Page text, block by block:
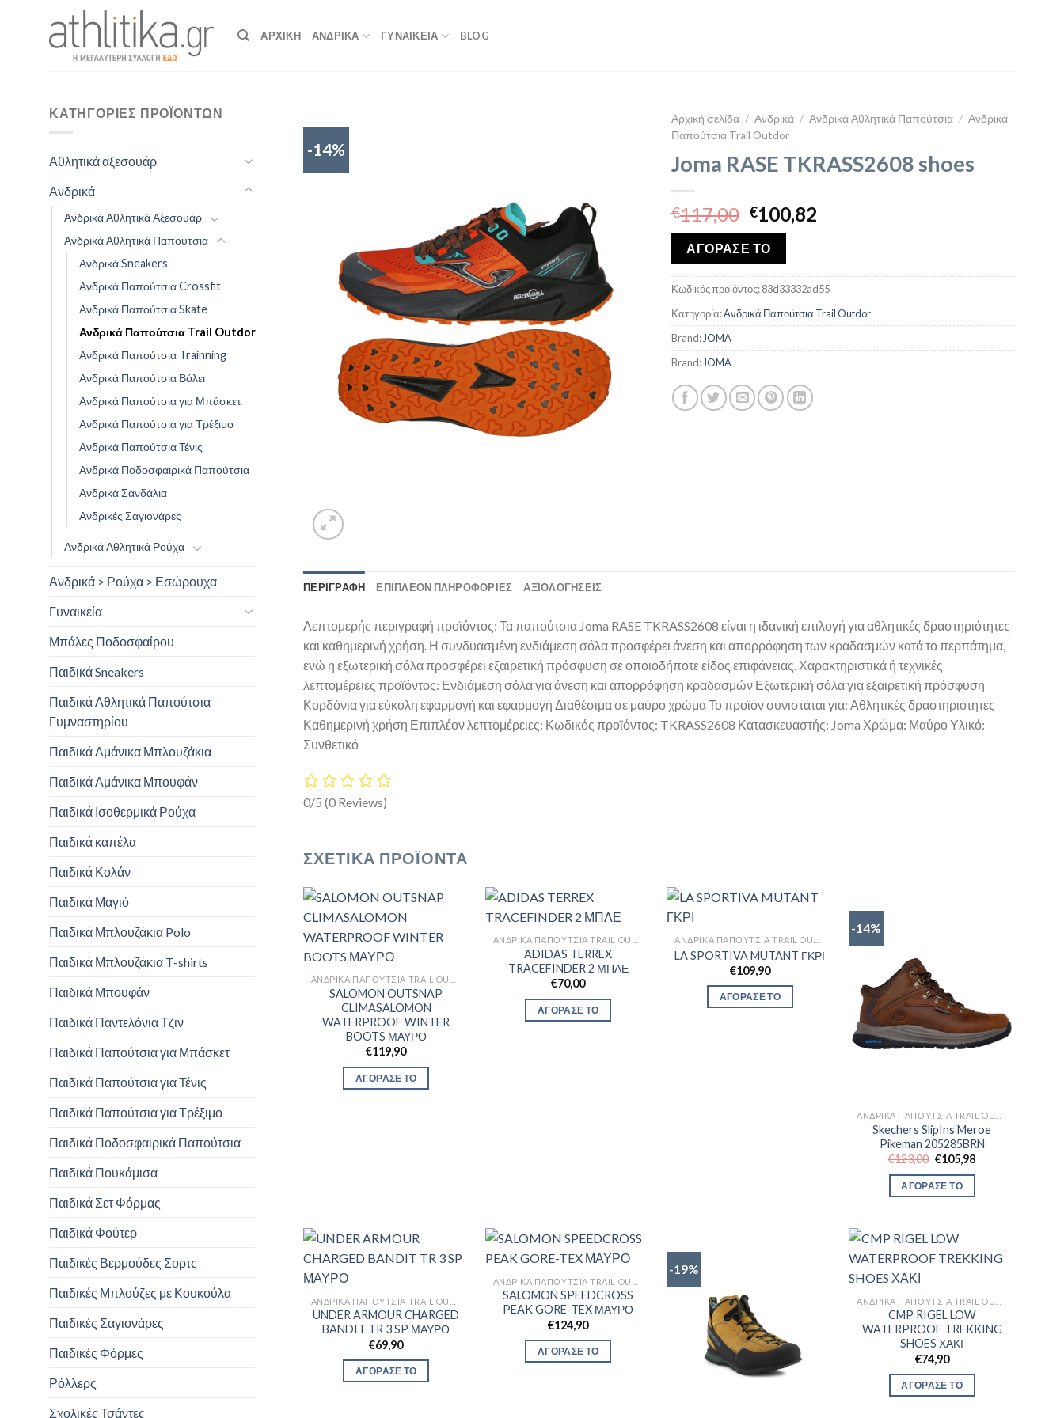
ΑΡΧΙΚΉ ΑΝΔΡΙΚΑ ΓΥΝΑΙΚΕΙΑ BLOG
ΚΑΤΗΓΟΡΊΕΣ ΠΡΟΪΌΝΤΩΝ
Αθλητικά αξεσουάρ
Ανδρικά
Ανδρικά Αθλητικά Αξεσουάρ
Ανδρικά Αθλητικά Παπούτσια
Ανδρικά Sneakers
Ανδρικά Παπούτσια Crossfit
Ανδρικά Παπούτσια Skate
Ανδρικά Παπούτσια Trail Outdor
Ανδρικά Παπούτσια Trainning
Ανδρικά Παπούτσια Βόλει
Ανδρικά Παπούτσια για Μπάσκετ
Ανδρικά Παπούτσια για Τρέξιμο
Ανδρικά Παπούτσια Τένις
Ανδρικά Ποδοσφαιρικά Παπούτσια
Ανδρικά Σανδάλια
Ανδρικές Σαγιονάρες
Ανδρικά Αθλητικά Ρούχα
Ανδρικά > Ρούχα > Εσώρουχα
Γυναικεία
Μπάλες Ποδοσφαίρου
Παιδικά Sneakers
Παιδικά Αθλητικά Παπούτσια
Γυμναστηρίου
Παιδικά Αμάνικα Μπλουζάκια
Παιδικά Αμάνικα Μπουφάν
Παιδικά Ισοθερμικά Ρούχα
Παιδικά καπέλα
Παιδικά Κολάν
Παιδικά Μαγιό
Παιδικά Μπλουζάκια Polo
Παιδικά Μπλουζάκια T-shirts
Παιδικά Μπουφάν
Παιδικά Παντελόνια Τζιν
Παιδικά Παπούτσια για Μπάσκετ
Παιδικά Παπούτσια για Τένις
Παιδικά Παπούτσια για Τρέξιμο
Παιδικά Ποδοσφαιρικά Παπούτσια
Παιδικά Πουκάμισα
Παιδικά Σετ Φόρμας
Παιδικά Φούτερ
Παιδικές Βερμούδες Σορτς
Παιδικές Μπλούζες με Κουκούλα
Παιδικές Σαγιονάρες
Παιδικές Φόρμες
Ρόλλερς
Σχολικές Τσάντες
-14%
Αρχική σελίδα / Ανδρικά / Ανδρικά Αθλητικά Παπούτσια / Ανδρικά
Παπούτσια Trail Outdor
Joma RASE TKRASS2608 shoes
€117,00 Original
price
was:
€117,00.
€100,82Η
€100,82.
ΑΓΟΡΑΣΕ ΤΟ
Κωδικός προϊόντος:83d33332ad55
Κατηγορία:Ανδρικά Παπούτσια Trail Outdor
Brand:JOMA
Brand:JOMA
ΠΕΡΙΓΡΑΦΉ ΕΠΙΠΛΈΟΝ ΠΛΗΡΟΦΟΡΊΕΣ ΑΞΙΟΛΟΓΗΣΕΙΣ
Λεπτομερής περιγραφή προϊόντος: Τα παπούτσια Joma RASE TKRASS2608 είναι η ιδανική επιλογή για αθλητικές δραστηριότητες
και καθημερινή χρήση. Η συνδυασμένη ενδιάμεση σόλα προσφέρει άνεση και απορρόφηση των κραδασμών κατά το περπάτημα,
ενώ η εξωτερική σόλα προσφέρει εξαιρετική πρόσφυση σε οποιοδήποτε είδος επιφάνειας. Χαρακτηριστικά ή τεχνικές
λεπτομέρειες προϊόντος: Ενδιάμεση σόλα για άνεση και απορρόφηση κραδασμών Εξωτερική σόλα για εξαιρετική πρόσφυση
Κορδόνια για εύκολη εφαρμογή και εφαρμογή Διαθέσιμα σε μαύρο χρώμα Το προϊόν συνιστάται για: Αθλητικές δραστηριότητες
Καθημερινή χρήση Επιπλέον λεπτομέρειες: Κωδικός προϊόντος: TKRASS2608 Κατασκευαστής: Joma Χρώμα: Μαύρο Υλικό:
Συνθετικό
0/5 (0 Reviews)
ΣΧΕΤΙΚΆ ΠΡΟΪΌΝΤΑ
SALOMON OUTSNAP
CLIMASALOMON
WATERPROOF WINTER
BOOTS ΜΑΥΡΟ
€119,90
ΑΓΟΡΑΣΕ ΤΟ
ADIDAS TERREX
TRACEFINDER 2 ΜΠΛΕ
€70,00
ΑΓΟΡΑΣΕ ΤΟ
LA SPORTIVA MUTANT ΓΚΡΙ
€109,90
ΑΓΟΡΑΣΕ ΤΟ
-14%
Skechers SlipIns Meroe
Pikeman 205285BRN
€123,00 Original
was:
€123,00.
€105,98Η
ΑΓΟΡΑΣΕ ΤΟ
UNDER ARMOUR CHARGED
BANDIT TR 3 SP ΜΑΥΡΟ
€69,90
ΑΓΟΡΑΣΕ ΤΟ
SALOMON SPEEDCROSS
PEAK GORE-TEX ΜΑΥΡΟ
€124,90
ΑΓΟΡΑΣΕ ΤΟ
-19%
CMP RIGEL LOW
WATERPROOF TREKKING
SHOES ΧΑΚΙ
€74,90
ΑΓΟΡΑΣΕ ΤΟ